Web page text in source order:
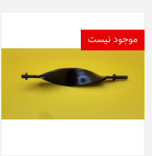
موجود نیست